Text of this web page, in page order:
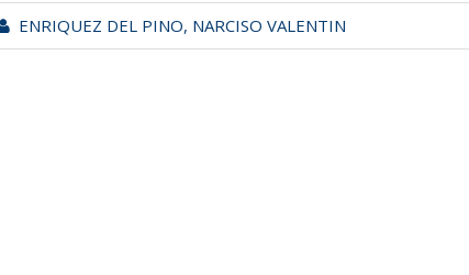
ENRIQUEZ DEL PINO, NARCISO VALENTIN